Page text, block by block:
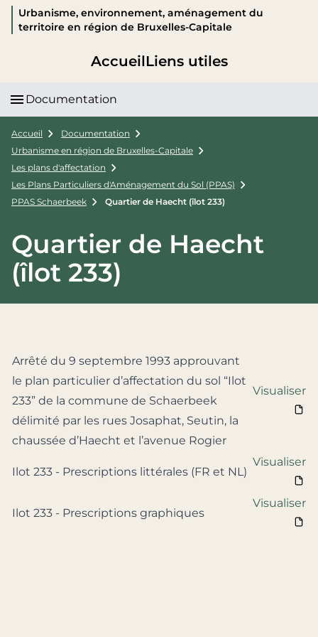
Urbanisme, environnement, aménagement du
territoire en région de Bruxelles-Capitale
AccueilLiens utiles
Documentation
Accueil
Documentation
Urbanisme en région de Bruxelles-Capitale
Les plans d'affectation
Les Plans Particuliers d'Aménagement du Sol (PPAS)
PPAS Schaerbeek
Quartier de Haecht (îlot 233)
Quartier de Haecht
(îlot 233)
Arrêté du 9 septembre 1993 approuvant
le plan particulier d’affectation du sol “Ilot
233” de la commune de Schaerbeek
délimité par les rues Josaphat, Seutin, la
chaussée d’Haecht et l’avenue Rogier
Visualiser
Ilot 233 - Prescriptions littérales (FR et NL)
Visualiser
Ilot 233 - Prescriptions graphiques
Visualiser